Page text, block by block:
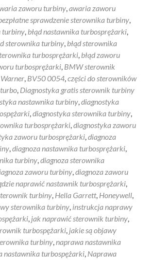
zaworu turbiny,awaria zaworu
sprawdzenie sterownika turbiny,
turbiny, błąd nastawnika turbosprężarki,
sterownika turbiny, błąd sterownika
turbosprężarki, błąd zaworu
turbosprężarki, BMW sterownik
, BV50 0054,części do sterowników
, Diagnostyka gratis sterownik turbiny
nastawnika turbiny,diagnostyka
,diagnostyka sterownika turbiny,
turbosprężarki,diagnostyka zaworu
zaworu turbosprężarki,diagnoza
,diagnoza nastawnika turbosprężarki,
turbiny,diagnoza sterownika
zaworu turbiny,diagnoza zaworu
naprawić nastawnik turbosprężarki,
turbiny, Hella Garrett, Honeywell,
sterownika turbiny, instrukcja naprawy
, jak naprawić sterownik turbiny,
turbospężarki, jakie są objawy
turbiny,naprawa nastawnika
nastawnika turbospężarki, Naprawa